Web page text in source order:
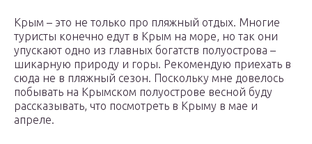
Крым – это не только про пляжный отдых. Многие
туристы конечно едут в Крым на море, но так они
упускают одно из главных богатств полуострова –
шикарную природу и горы. Рекомендую приехать в
сюда не в пляжный сезон. Поскольку мне довелось
побывать на Крымском полуострове весной буду
рассказывать, что посмотреть в Крыму в мае и
апреле.